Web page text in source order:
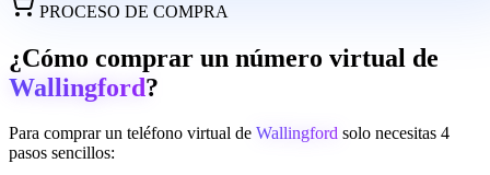
PROCESO DE COMPRA
¿Cómo comprar un número virtual de
Wallingford?
Para comprar un teléfono virtual de Wallingford solo necesitas 4
pasos sencillos: